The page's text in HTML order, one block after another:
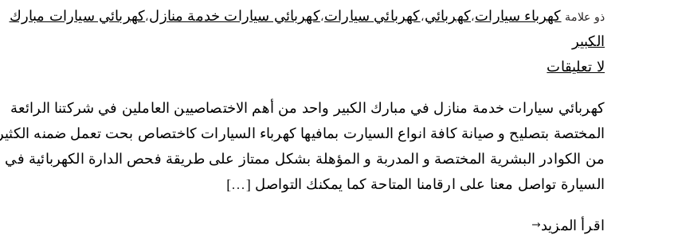
ذو علامة كهرباء سيارات،كهربائي،كهربائي سيارات،كهربائي سيارات خدمة منازل،كهربائي سيارات مبارك
الكبير
لا تعليقات
كهربائي سيارات خدمة منازل في مبارك الكبير واحد من أهم الاختصاصيين العاملين في شركتنا الرائعة
المختصة بتصليح و صيانة كافة انواع السيارت بمافيها كهرباء السيارات كاختصاص بحت تعمل ضمنه الكثير
من الكوادر البشرية المختصة و المدربة و المؤهلة بشكل ممتاز على طريقة فحص الدارة الكهربائية في
السيارة تواصل معنا على ارقامنا المتاحة كما يمكنك التواصل […]
اقرأ المزيد